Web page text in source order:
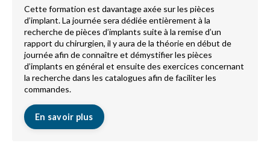
Cette formation est davantage axée sur les pièces
d’implant. La journée sera dédiée entièrement à la
recherche de pièces d’implants suite à la remise d’un
rapport du chirurgien, il y aura de la théorie en début de
journée afin de connaître et démystifier les pièces
d’implants en général et ensuite des exercices concernant
la recherche dans les catalogues afin de faciliter les
commandes.
En savoir plus